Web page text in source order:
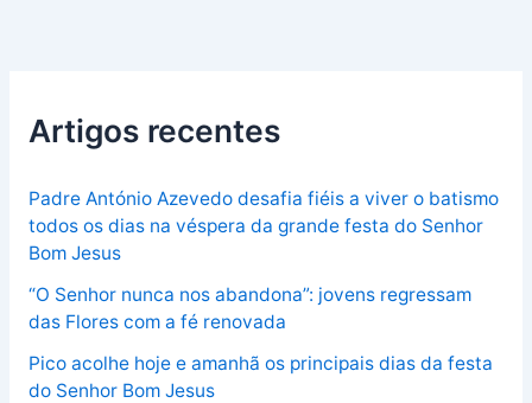
Artigos recentes
Padre António Azevedo desafia fiéis a viver o batismo
todos os dias na véspera da grande festa do Senhor
Bom Jesus
“O Senhor nunca nos abandona”: jovens regressam
das Flores com a fé renovada
Pico acolhe hoje e amanhã os principais dias da festa
do Senhor Bom Jesus